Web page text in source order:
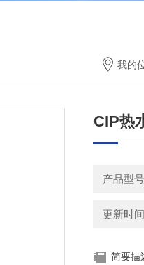
我的
CIP热
产品型
更新时
简要描